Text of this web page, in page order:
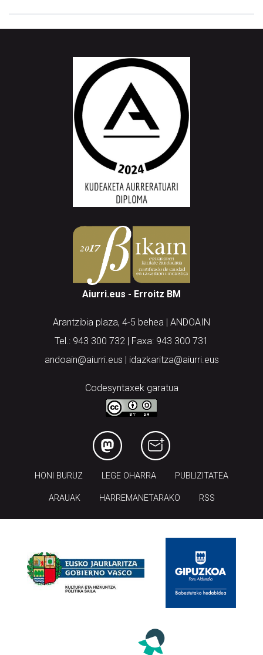
Aiurri.eus - Erroitz BM
Arantzibia plaza, 4-5 behea | ANDOAIN
Tel.: 943 300 732 | Faxa: 943 300 731
andoain@aiurri.eus | idazkaritza@aiurri.eus
Codesyntaxek garatua
HONI BURUZ LEGE OHARRA PUBLIZITATEA
ARAUAK HARREMANETARAKO RSS